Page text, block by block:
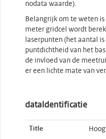
nodata waarde).
Belangrijk om te weten
meter gridcel wordt
laserpunten (het aantal
puntdichtheid van het
de invloed van de
er een lichte mate van
dataIdentificatie
Title